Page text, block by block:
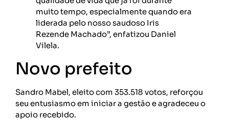
muito tempo, especialmente quando era
liderada pelo nosso saudoso Iris
Rezende Machado”, enfatizou Daniel
Vilela.
Novo prefeito
Sandro Mabel, eleito com 353.518 votos, reforçou
seu entusiasmo em iniciar a gestão e agradeceu o
apoio recebido.